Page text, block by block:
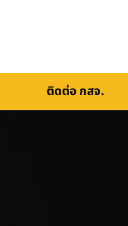
ติดต่อ กสจ.